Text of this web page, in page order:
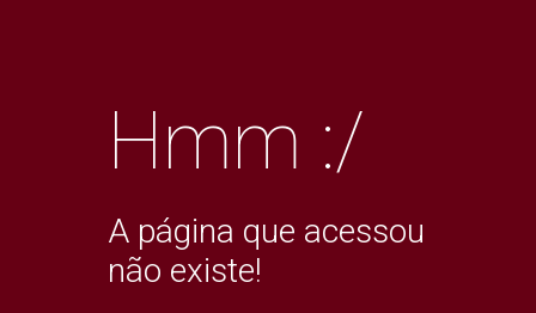
Hmm :/
A página que acessou
não existe!